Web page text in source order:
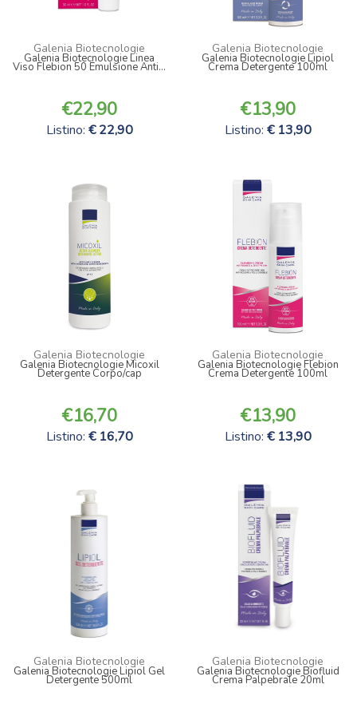
Galenia Biotecnologie
Galenia Biotecnologie Linea
Viso Flebion 50 Emulsione Anti...
22,90
Listino: 22,90
Galenia Biotecnologie
Galenia Biotecnologie Lipiol
Crema Detergente 100ml
13,90
Listino: 13,90
Galenia Biotecnologie
Galenia Biotecnologie Micoxil
Detergente Corpo/cap
16,70
Listino: 16,70
Galenia Biotecnologie
Galenia Biotecnologie Flebion
Crema Detergente 100ml
13,90
Listino: 13,90
Galenia Biotecnologie
Galenia Biotecnologie Lipiol Gel
Detergente 500ml
Galenia Biotecnologie
Galenia Biotecnologie Biofluid
Crema Palpebrale 20ml